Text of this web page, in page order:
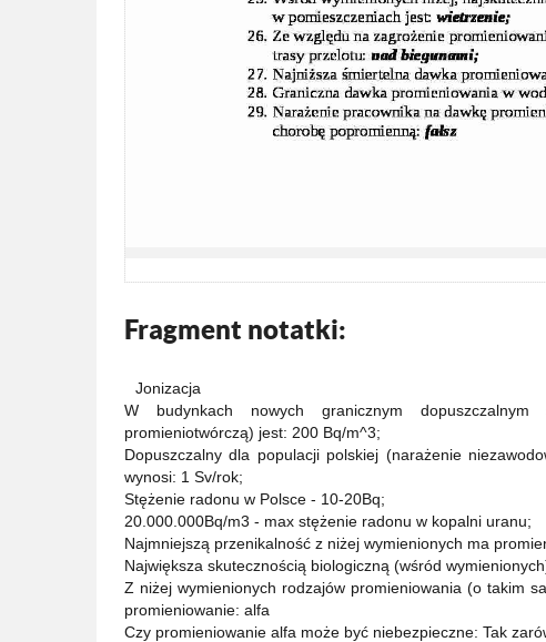
Fragment notatki:
Jonizacja
W budynkach nowych granicznym
promieniotwórczą) jest: 200 Bq/m^3;
Dopuszczalny dla populacji polskiej (narażenie
wynosi: 1 Sv/rok;
Stężenie radonu w Polsce - 10-20Bq;
20.000.000Bq/m3 - max stężenie radonu w kopalni uranu;
Najmniejszą przenikalność z niżej wymienionych ma
Największa skutecznością biologiczną (wśród
Z niżej wymienionych rodzajów promieniowania (o takim
promieniowanie: alfa
Czy promieniowanie alfa może być niebezpieczne: Tak